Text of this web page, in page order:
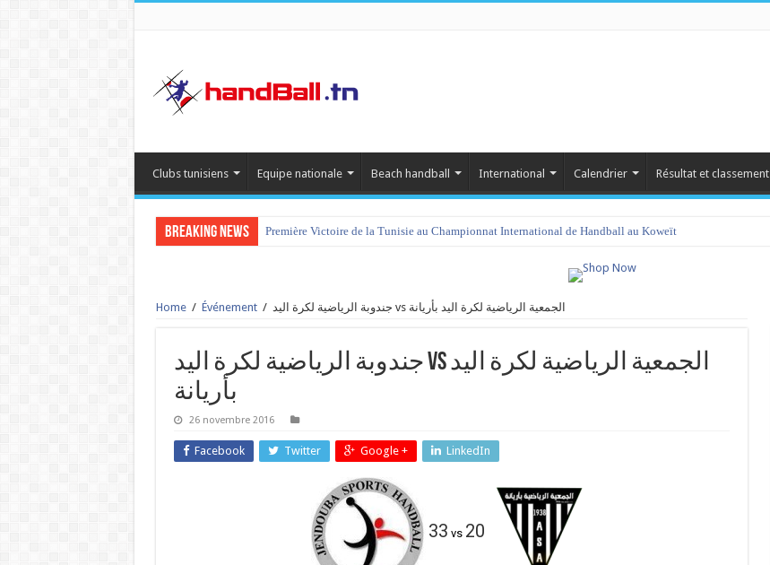
Clubs tunisiens Equipe nationale Beach handball International Calendrier Résultat et classement
Breaking News Première Victoire de la Tunisie au Championnat International de Handball au Koweït
Home / Événement / جندوبة الرياضية لكرة اليد vs الجمعية الرياضية لكرة اليد بأريانة
جندوبة الرياضية لكرة اليد vs الجمعية الرياضية لكرة اليد
بأريانة
26 novembre 2016
Facebook Twitter Google + LinkedIn
33 vs 20